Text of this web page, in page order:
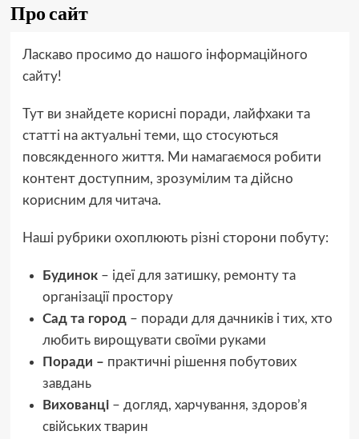
Про сайт
Ласкаво просимо до нашого інформаційного
сайту!
Тут ви знайдете корисні поради, лайфхаки та
статті на актуальні теми, що стосуються
повсякденного життя. Ми намагаємося робити
контент доступним, зрозумілим та дійсно
корисним для читача.
Наші рубрики охоплюють різні сторони побуту:
Будинок – ідеї для затишку, ремонту та
організації простору
Сад та город – поради для дачників і тих, хто
любить вирощувати своїми руками
Поради – практичні рішення побутових
завдань
Вихованці – догляд, харчування, здоров’я
свійських тварин